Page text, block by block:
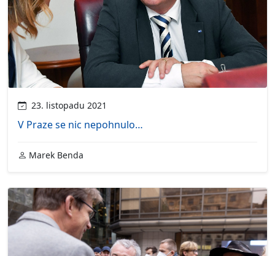
23. listopadu 2021
V Praze se nic nepohnulo…
Marek Benda